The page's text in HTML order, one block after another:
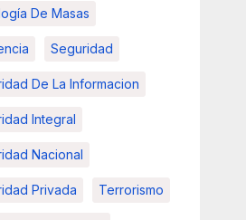
De Masas
Seguridad
De La Informacion
Integral
Nacional
Privada Terrorismo